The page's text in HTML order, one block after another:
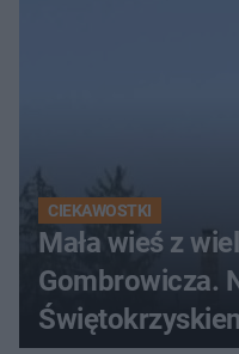
CIEKAWOSTKI
Mała wieś z
Gombrowicza.